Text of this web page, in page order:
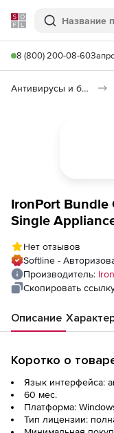
Softline
Поиск
8 (800) 200-08-60
Антивирусы и безопасность
IronPort Bundle
Single
Renewals -
AS+AV+VOF
Нет отзывов
Softline -
Производитель:
Скопировать
Описание
Коротко о
Язык интерфейса:
60 мес.
Платформа:
Тип лицензии: